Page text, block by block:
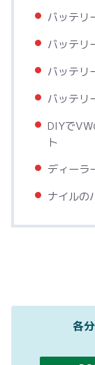
バッテリ
バッテリ
バッテリ
バッテリ
DIYで
ト
ディーラ
ナイルの
各